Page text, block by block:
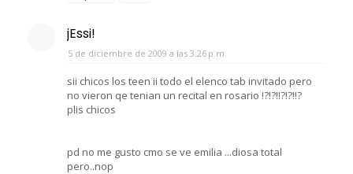
jEssi!
5 de diciembre de 2009 a las 3:26 p.m.
sii chicos los teen ii todo el elenco tab invitado pero
no vieron qe tenian un recital en rosario !?!?!!?!?!!?
plis chicos
pd no me gusto cmo se ve emilia ...diosa total
pero..nop